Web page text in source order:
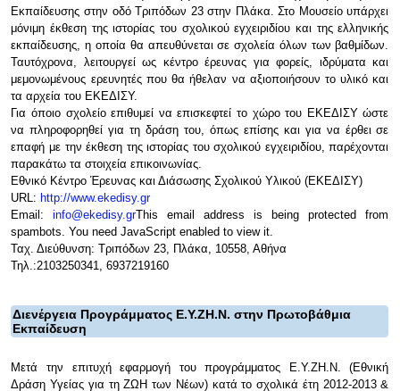
Εκπαίδευσης στην οδό Τριπόδων 23 στην Πλάκα. Στο Μουσείο υπάρχει
μόνιμη έκθεση της ιστορίας του σχολικού εγχειριδίου και της ελληνικής
εκπαίδευσης, η οποία θα απευθύνεται σε σχολεία όλων των βαθμίδων.
Ταυτόχρονα, λειτουργεί ως κέντρο έρευνας για φορείς, ιδρύματα και
μεμονωμένους ερευνητές που θα ήθελαν να αξιοποιήσουν το υλικό και
τα αρχεία του ΕΚΕΔΙΣΥ.
Για όποιο σχολείο επιθυμεί να επισκεφτεί το χώρο του ΕΚΕΔΙΣΥ ώστε
να πληροφορηθεί για τη δράση του, όπως επίσης και για να έρθει σε
επαφή με την έκθεση της ιστορίας του σχολικού εγχειριδίου, παρέχονται
παρακάτω τα στοιχεία επικοινωνίας.
Εθνικό Κέντρο Έρευνας και Διάσωσης Σχολικού Υλικού (ΕΚΕΔΙΣΥ)
URL: http://www.ekedisy.gr
Email:info@ekedisy.grThis email address is being protected from
spambots. You need JavaScript enabled to view it.
Ταχ. Διεύθυνση: Τριπόδων 23, Πλάκα, 10558, Αθήνα
Τηλ.:2103250341, 6937219160
Διενέργεια Προγράμματος Ε.Υ.ΖΗ.Ν. στην Πρωτοβάθμια
Εκπαίδευση
Μετά την επιτυχή εφαρμογή του προγράμματος Ε.Υ.ΖΗ.Ν. (Εθνική
Δράση Υγείας για τη ΖΩΗ των Νέων) κατά το σχολικά έτη 2012-2013 &